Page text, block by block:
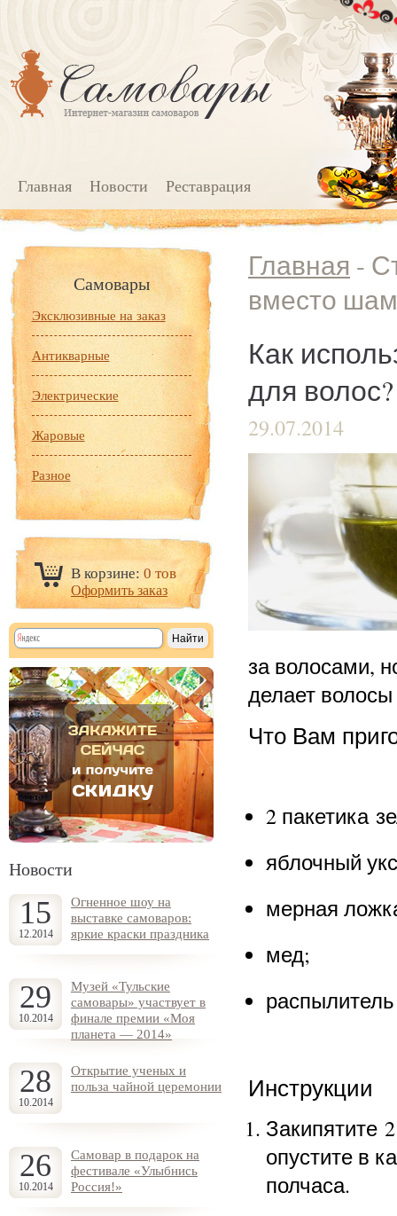
Главная Новости Реставрация
Самовары
Эксклюзивные на заказ
Антикварные
Электрические
Жаровые
Разное
В корзине: 0 тов
Оформить заказ
Новости
15
12.2014
Огненное шоу на
выставке самоваров:
яркие краски праздника
29
10.2014
Музей «Тульские
самовары» участвует в
финале премии «Моя
планета — 2014»
28
10.2014
Открытие ученых и
польза чайной церемонии
26
10.2014
Самовар в подарок на
фестивале «Улыбнись
Россия!»
Главная -
вместо
Как
для волос?
29.07.2014
за волосами,
делает
Что Вам
2 пакетика
яблочный
мерная
мед;
Инструкции
Закипятите
опустите в
полчаса.